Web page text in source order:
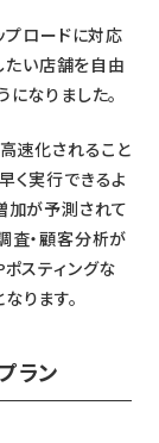
プロードに対応
たい店舗を自由
なりました。
速化されること
く実行できるよ
加が予測されて
査・顧客分析が
スティングな
ります。
ラン